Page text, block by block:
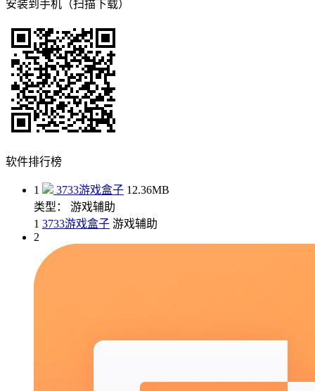
安装到手机（扫描下载）
软件排行榜
1 3733游戏盒子 12.36MB
类型： 游戏辅助
1 3733游戏盒子 游戏辅助
2